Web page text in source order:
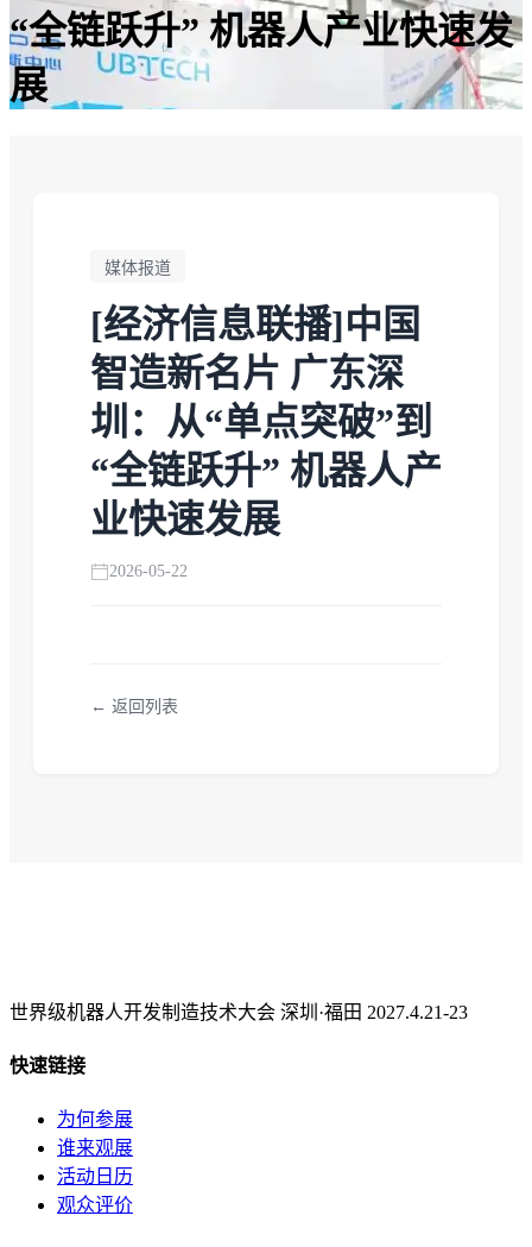
“全链跃升” 机器人产业快速发
展
媒体报道
[经济信息联播]中国
智造新名片 广东深
圳：从“单点突破”到
“全链跃升” 机器人产
业快速发展
2026-05-22
← 返回列表
世界级机器人开发制造技术大会 深圳·福田 2027.4.21-23
快速链接
为何参展
谁来观展
活动日历
观众评价